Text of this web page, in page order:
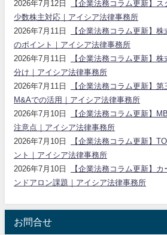
2026年7月12日
【企業法務コラム更新】
少数株主対応｜アイシア法律事務所
2026年7月11日
【企業法務コラム更新】
のポイント｜アイシア法律事務所
2026年7月11日
【企業法務コラム更新】
分け｜アイシア法律事務所
2026年7月11日
【企業法務コラム更新】
M&Aでの活用｜アイシア法律事務所
2026年7月10日
【企業法務コラム更新】
注意点｜アイシア法律事務所
2026年7月10日
【企業法務コラム更新】
ント｜アイシア法律事務所
2026年7月10日
【企業法務コラム更新】
ンドアロン課題｜アイシア法律事務所
お問合せ